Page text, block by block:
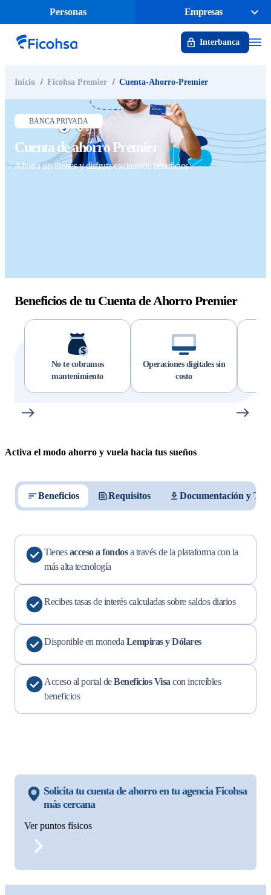
Personas Empresas
Interbanca
Inicio Ficohsa Premier Cuenta-Ahorro-Premier
BANCA PRIVADA
Cuenta de ahorro Premier
Ahorra sin límites y disfruta exclusivos beneficios
Beneficios de tu Cuenta de Ahorro Premier
No te cobramos
mantenimiento
Operaciones digitales sin
costo
Activa el modo ahorro y vuela hacia tus sueños
Beneficios Requisitos Documentación y
Tienesacceso a fondosa través de la plataforma con la
más alta tecnología
Recibes tasas de interés calculadas sobre saldos diarios
Disponible en moneda Lempiras y Dólares
Acceso al portal deBeneficios Visa con increíbles
beneficios
Solicita tu cuenta de ahorro en tu agencia Ficohsa
más cercana
Ver puntos físicos